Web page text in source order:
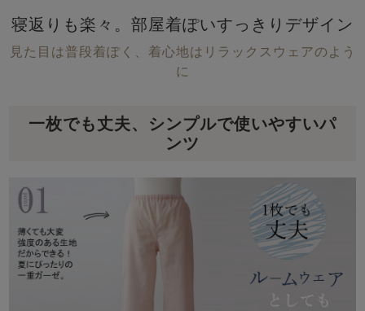
寝返りも楽々。部屋着ぽいすっきりデザイン
見た目は普段着ぽく、着心地はリラックスウェアのよう
に
一枚でも丈夫、シンプルで使いやすいパ
ンツ